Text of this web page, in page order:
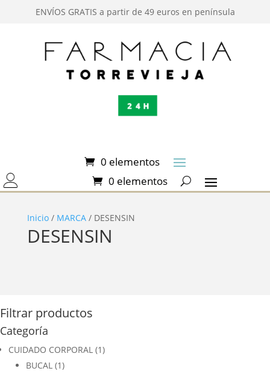
ENVÍOS GRATIS a partir de 49 euros en península
0 elementos
0 elementos
Inicio/ MARCA/ DESENSIN
DESENSIN
Filtrar productos
Categoría
CUIDADO CORPORAL (1)
BUCAL (1)